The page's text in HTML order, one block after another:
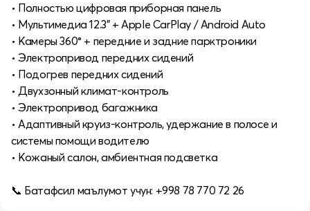
• Полностью цифровая приборная панель
• Мультимедиа 12.3" + Apple CarPlay / Android Auto
• Камеры 360° + передние и задние парктроники
• Электропривод передних сидений
• Подогрев передних сидений
• Двухзонный климат-контроль
• Электропривод багажника
• Адаптивный круиз-контроль, удержание в полосе и
системы помощи водителю
• Кожаный салон, амбиентная подсветка
📞 Батафсил маълумот учун: +998 78 770 72 26